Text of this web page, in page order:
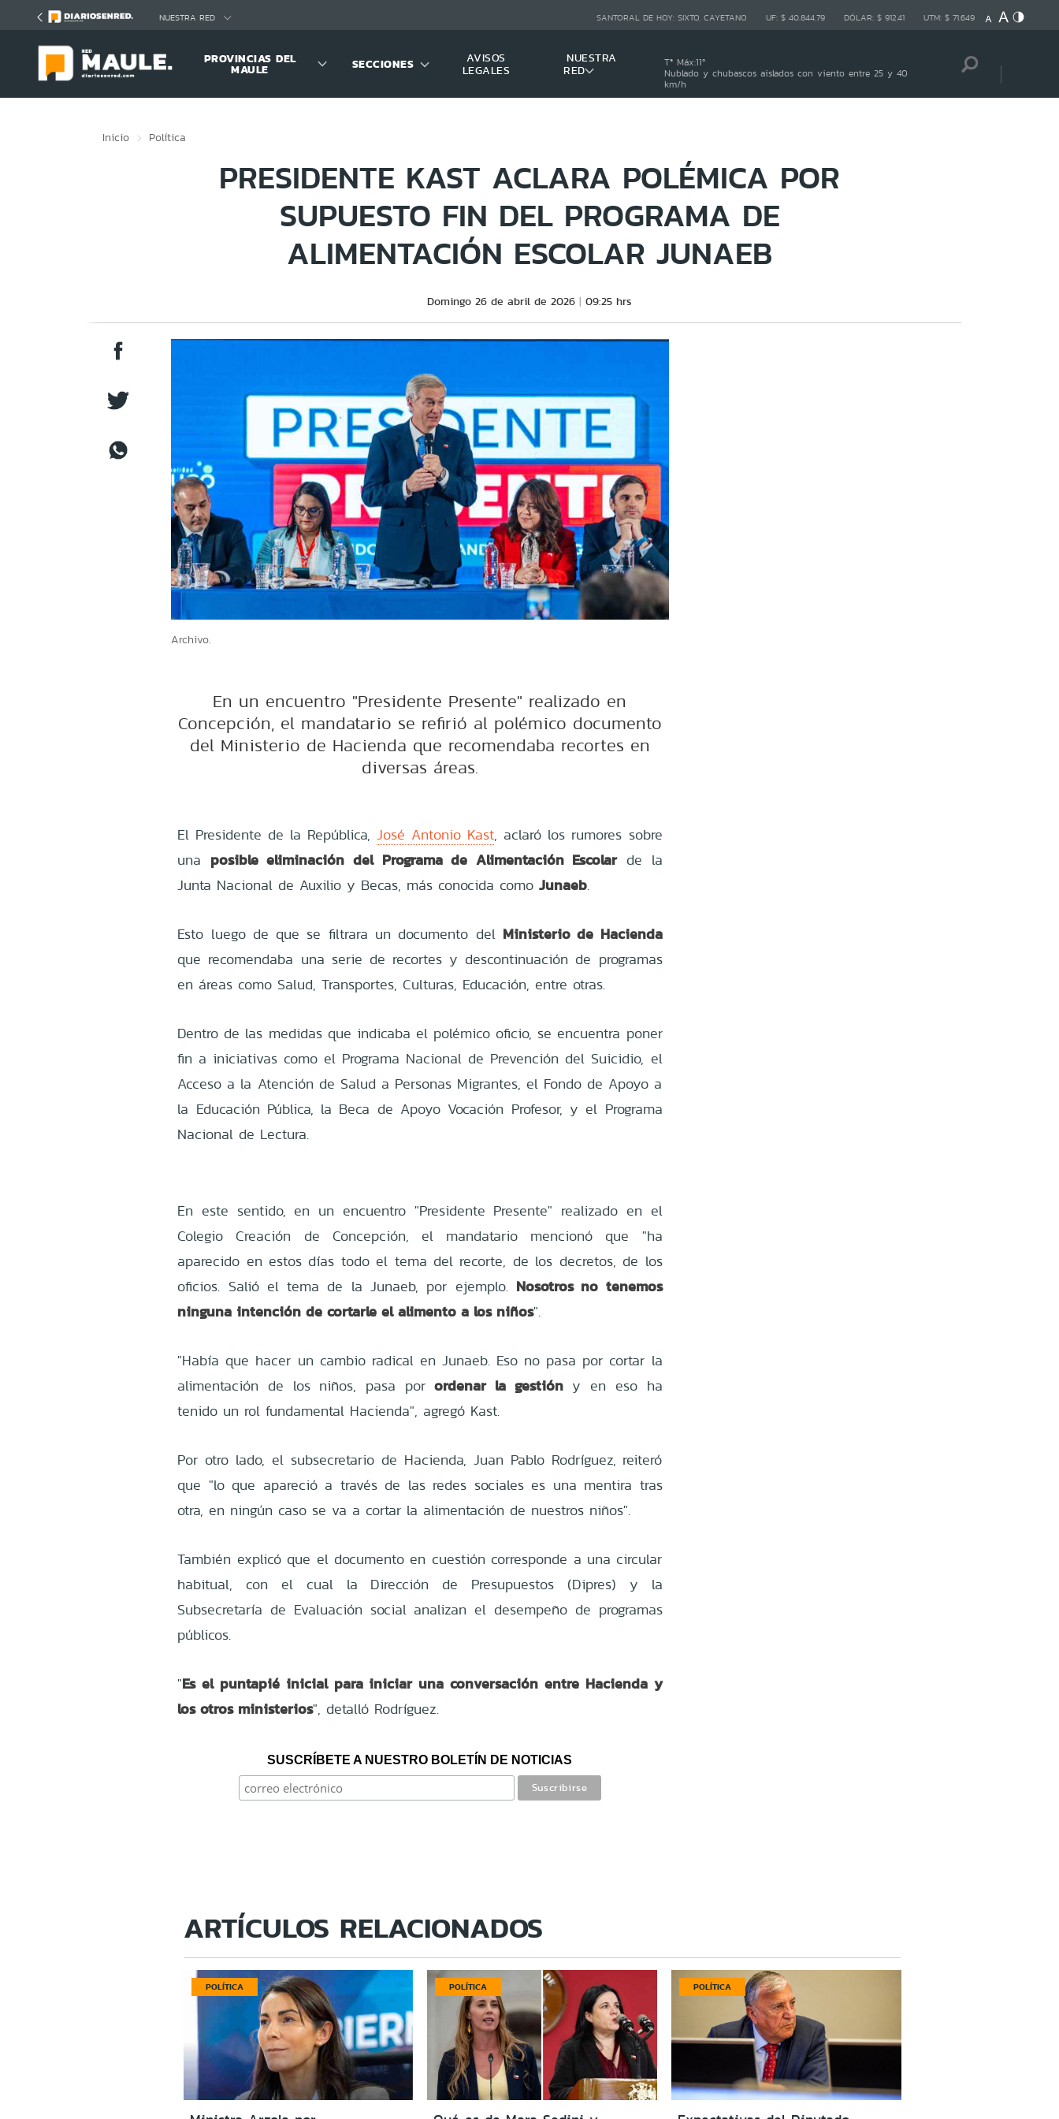
NUESTRA RED SANTORAL DE HOY: SIXTO, CAYETANO UF: $ 40.844,79 DÓLAR: $ 912,41 UTM: $ 71.649
PROVINCIAS DEL
MAULE SECCIONES
AVISOS
LEGALES
NUESTRA
RED
Tª Máx:11º
Nublado y chubascos aislados con viento entre 25 y 40
km/h
Inicio Política
PRESIDENTE KAST ACLARA POLÉMICA POR
SUPUESTO FIN DEL PROGRAMA DE
ALIMENTACIÓN ESCOLAR JUNAEB
Domingo 26 de abril de 2026 09:25 hrs
Archivo.
En un encuentro "Presidente Presente" realizado en
Concepción, el mandatario se refirió al polémico documento
del Ministerio de Hacienda que recomendaba recortes en
diversas áreas.
El Presidente de la República,José Antonio Kast, aclaró los rumores sobre
una posible eliminación del Programa de Alimentación Escolarde la
Junta Nacional de Auxilio y Becas, más conocida comoJunaeb.
Esto luego de que se filtrara un documento del Ministerio de Hacienda
que recomendaba una serie de recortes y descontinuación de programas
en áreas como Salud, Transportes, Culturas, Educación, entre otras.
Dentro de las medidas que indicaba el polémico oficio, se encuentra poner
fin a iniciativas como el Programa Nacional de Prevención del Suicidio, el
Acceso a la Atención de Salud a Personas Migrantes, el Fondo de Apoyo a
la Educación Pública, la Beca de Apoyo Vocación Profesor, y el Programa
Nacional de Lectura.
En este sentido, en un encuentro "Presidente Presente" realizado en el
Colegio Creación de Concepción, el mandatario mencionó que "ha
aparecido en estos días todo el tema del recorte, de los decretos, de los
oficios. Salió el tema de la Junaeb, por ejemplo. Nosotros no tenemos
ninguna intención de cortarle el alimento a los niños".
"Había que hacer un cambio radical en Junaeb. Eso no pasa por cortar la
alimentación de los niños, pasa porordenar la gestióny en eso ha
tenido un rol fundamental Hacienda", agregó Kast.
Por otro lado, el subsecretario de Hacienda, Juan Pablo Rodríguez, reiteró
que "lo que apareció a través de las redes sociales es una mentira tras
otra, en ningún caso se va a cortar la alimentación de nuestros niños".
También explicó que el documento en cuestión corresponde a una circular
habitual, con el cual la Dirección de Presupuestos (Dipres) y la
Subsecretaría de Evaluación social analizan el desempeño de programas
públicos.
"Es el puntapié inicial para iniciar una conversación entre Hacienda y
los otros ministerios", detalló Rodríguez.
SUSCRÍBETE A NUESTRO BOLETÍN DE NOTICIAS
ARTÍCULOS RELACIONADOS
POLÍTICA POLÍTICA POLÍTICA